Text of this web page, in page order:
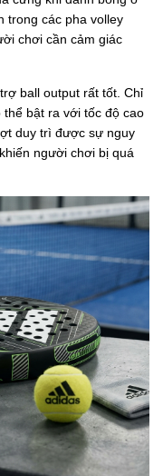
trong các pha volley
chơi cần cảm giác
ball output rất tốt. Chỉ
bật ra với tốc độ cao
duy trì được sự nguy
người chơi bị quá